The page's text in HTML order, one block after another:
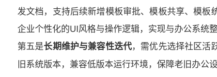
发文档，支持后续新增模板审批、模板共享、模
企业个性化的UI风格与操作逻辑，实现与办公系统
第五是长期维护与兼容性迭代，需优先选择社区活
旧系统版本，兼容低版本运行环境，保障老旧办公